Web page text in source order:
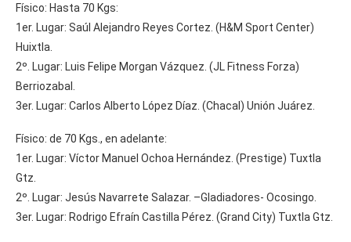
Físico: Hasta 70 Kgs:
1er. Lugar: Saúl Alejandro Reyes Cortez. (H&M Sport Center)
Huixtla.
2º. Lugar: Luis Felipe Morgan Vázquez. (JL Fitness Forza)
Berriozabal.
3er. Lugar: Carlos Alberto López Díaz. (Chacal) Unión Juárez.
Físico: de 70 Kgs., en adelante:
1er. Lugar: Víctor Manuel Ochoa Hernández. (Prestige) Tuxtla
Gtz.
2º. Lugar: Jesús Navarrete Salazar. –Gladiadores- Ocosingo.
3er. Lugar: Rodrigo Efraín Castilla Pérez. (Grand City) Tuxtla Gtz.